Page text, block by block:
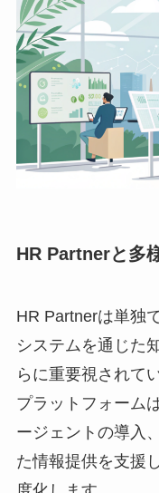
HR Partnerと多
HR Partnerは単独
システムを通じた
らに重要視されて
プラットフォーム
ージェントの導入
た情報提供を支援